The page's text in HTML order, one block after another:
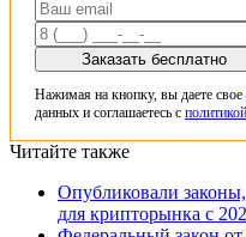
Заказать бесплатно
Нажимая на кнопку, вы даете свое
данных и соглашаетесь с
Читайте также
Опубликовали
для крипторынка с